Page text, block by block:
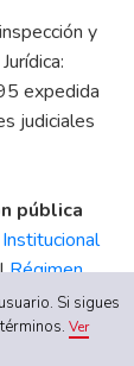
y
expedida
judiciales
pública
Régimen
| Canal
Si sigues
Ver